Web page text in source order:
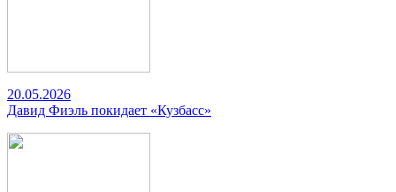
20.05.2026
Давид Фиэль покидает «Кузбасс»